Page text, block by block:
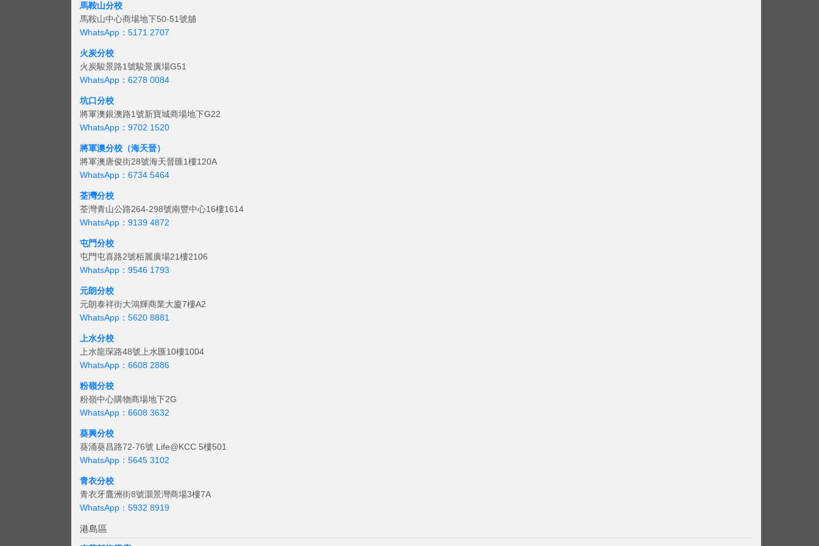
馬鞍山分校
馬鞍山中心商場地下50-51號舖
WhatsApp：5171 2707
火炭分校
火炭駿景路1號駿景廣場G51
WhatsApp：6278 0084
坑口分校
將軍澳銀澳路1號新寶城商場地下G22
WhatsApp：9702 1520
將軍澳分校（海天晉）
將軍澳唐俊街28號海天晉匯1樓120A
WhatsApp：6734 5464
荃灣分校
荃灣青山公路264-298號南豐中心16樓1614
WhatsApp：9139 4872
屯門分校
屯門屯喜路2號栢麗廣場21樓2106
WhatsApp：9546 1793
元朗分校
元朗泰祥街大鴻輝商業大廈7樓A2
WhatsApp：5620 8881
上水分校
上水龍琛路48號上水匯10樓1004
WhatsApp：6608 2886
粉嶺分校
粉嶺中心購物商場地下2G
WhatsApp：6608 3632
葵興分校
葵涌葵昌路72-76號 Life@KCC 5樓501
WhatsApp：5645 3102
青衣分校
青衣牙鷹洲街8號灝景灣商場3樓7A
WhatsApp：5932 8919
港島區